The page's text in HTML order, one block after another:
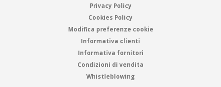
Privacy Policy
Cookies Policy
Modifica preferenze cookie
Informativa clienti
Informativa fornitori
Condizioni di vendita
Whistleblowing